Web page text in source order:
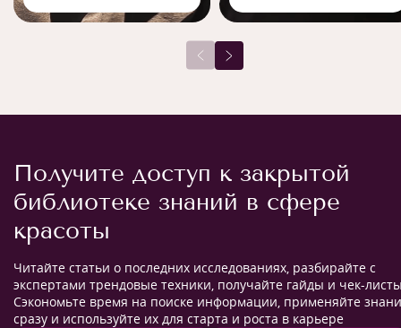
Получите доступ к закрытой
библиотеке знаний в сфере
красоты
Читайте статьи о последних исследованиях, разбирайте с
экспертами трендовые техники, получайте гайды и чек-
Сэкономьте время на поиске информации, применяйте
сразу и используйте их для старта и роста в карьере